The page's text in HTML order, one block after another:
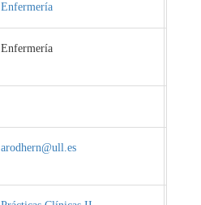
Enfermería
Enfermería
arodhern@ull.es